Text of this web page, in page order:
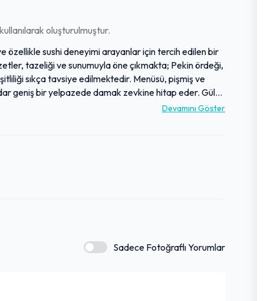
oluşturulmuştur.
sushi deneyimi arayanlar için tercih edilen bir
tazeliği ve sunumuyla öne çıkmakta; Pekin ördeği,
sıkça tavsiye edilmektedir. Menüsü, pişmiş ve
geniş bir yelpazede damak zevkine hitap eder. Güler
yardımcı olarak kusursuz bir hizmet sunarken,Devamını Göster
Sadece Fotoğraflı Yorumlar